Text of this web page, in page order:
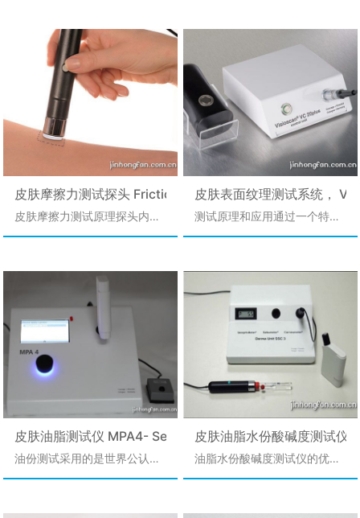
皮肤摩擦力测试探头 Frictiometer FR700
皮肤摩擦力测试原理探头内部
有一个微型电动机和一个齿轮
头。当摩擦头转动时，由于皮
肤表面摩擦力的作用,圆柱体的
转速将降低。在不同的皮肤表
面测试时，由于皮肤表面摩擦
力的不同,电机转动需要的扭矩
就不同。皮肤表面越平滑，电
机转动所需的扭矩就越小。测
量结果用一个指数来表示，数
值越大说明皮肤表面摩擦力越
大，皮肤越粗糙。
皮肤表面纹理测试系统，
测试原理和应用通过一个特殊
的探头内具有紫外光源的皮肤
肤的活性状态图象。将此黑白
视频信号输入到测试系统的数
字化仪中进行处理，再输入到
计算机中，通过专用的活性皮
肤表面评价软件SELS进行分析
就可以得到评价活性皮肤表面
状况的四个数值参数。通过特
殊的皮肤表面测试膜还可以观
察和测试皮肤油份的产生和皮
肤角质层细胞的脱落。此仪器
可用于皮肤科医生、化妆品和
皮肤油脂测试仪 MPA4- Sebumeter SM815
油份测试采用的是世界公认的
SEBUMETER法，它是基于光
皮肤油脂水份酸碱度测试仪
油脂水份酸碱度测试仪的优点
1.可准确定量化地测量皮肤的